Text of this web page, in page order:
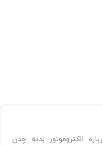
الکتروموتور بدنه چدن